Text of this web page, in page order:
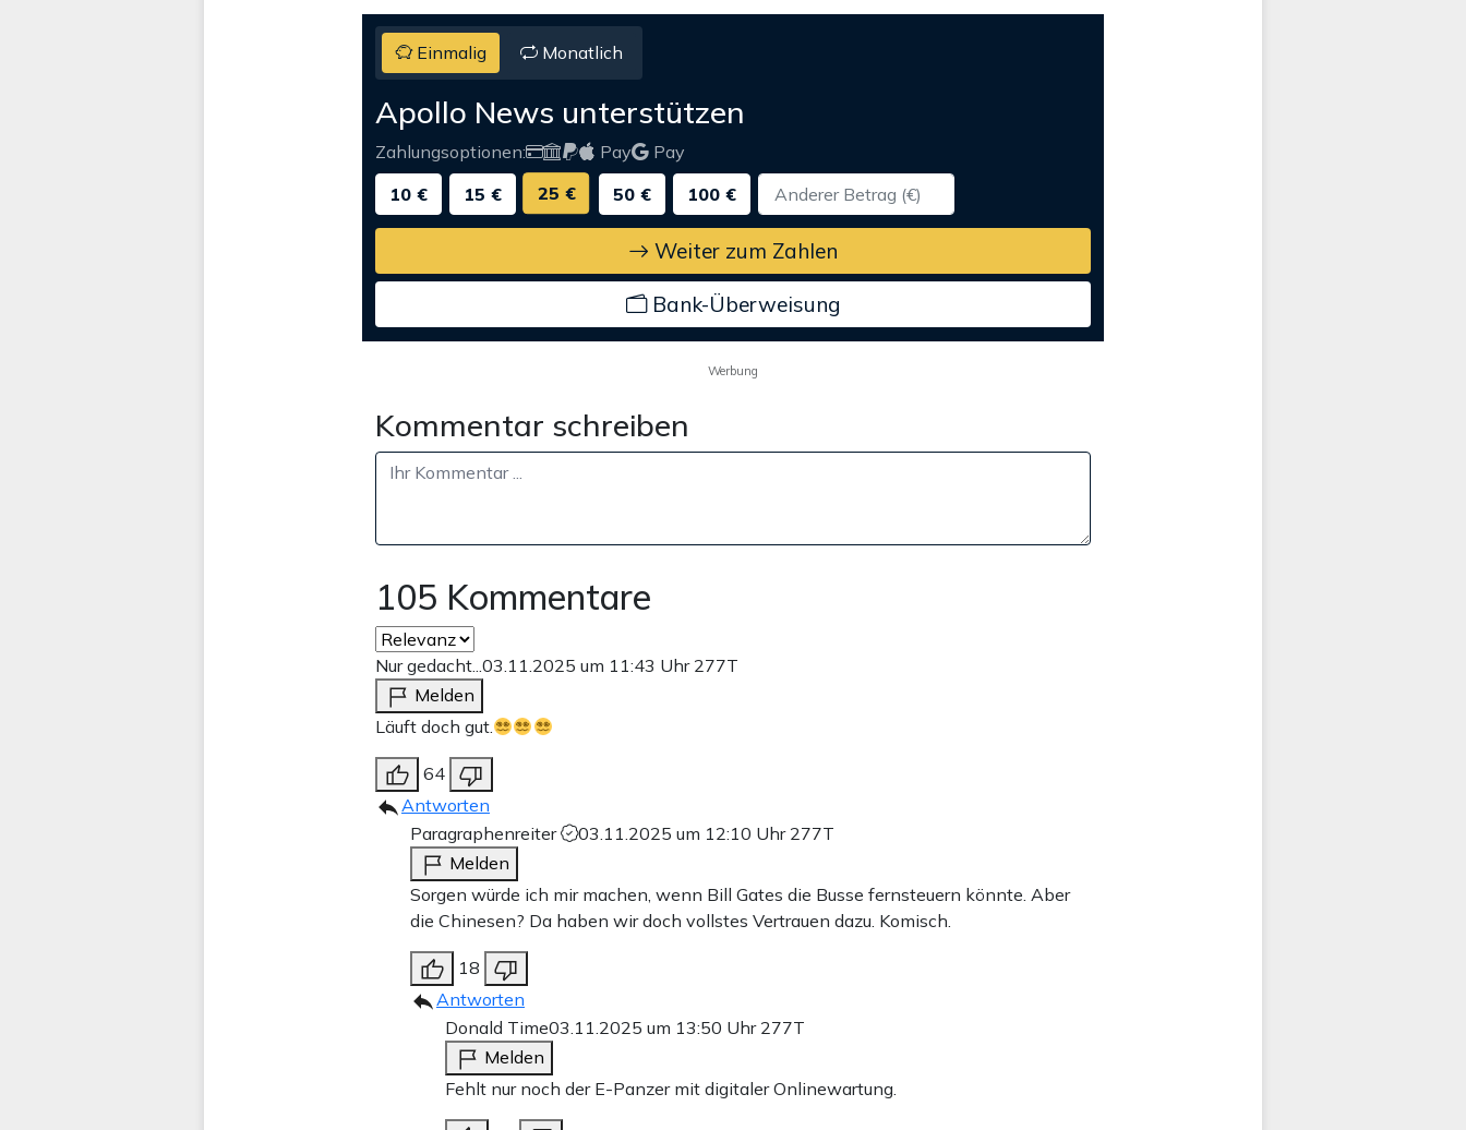
Einmalig Monatlich
Apollo News unterstützen
Zahlungsoptionen: Pay
Pay
10 €
15 € 25 € 50 € 100 €
Weiter zum Zahlen
Bank-Überweisung
Werbung
Kommentar schreiben
105 Kommentare
Nur gedacht...03.11.2025 um 11:43 Uhr 277T
Melden
Läuft doch gut.
64
Antworten
Paragraphenreiter
03.11.2025 um 12:10 Uhr 277T
Melden
Sorgen würde ich mir machen, wenn Bill Gates die Busse fernsteuern könnte. Aber
die Chinesen? Da haben wir doch vollstes Vertrauen dazu. Komisch.
18
Antworten
Donald Time03.11.2025 um 13:50 Uhr 277T
Melden
Fehlt nur noch der E-Panzer mit digitaler Onlinewartung.